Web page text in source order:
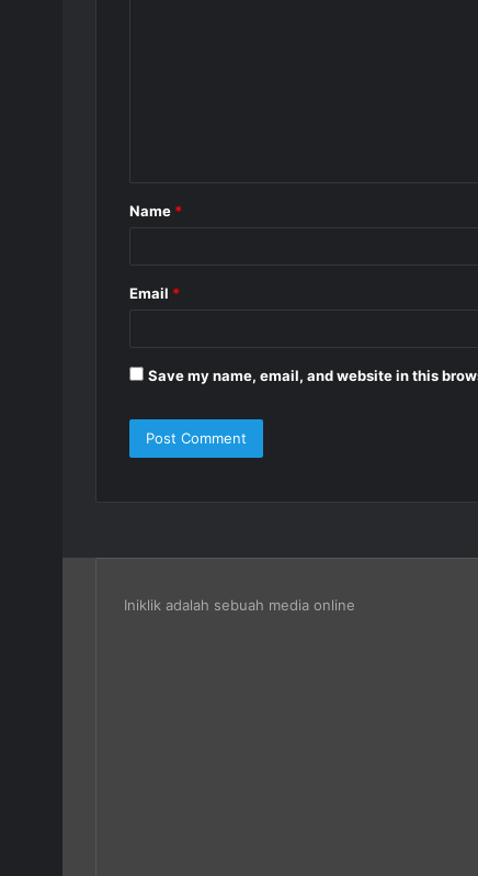
*
Name *
Email *
Save my name, email, and website in this
Iniklik adalah sebuah media online